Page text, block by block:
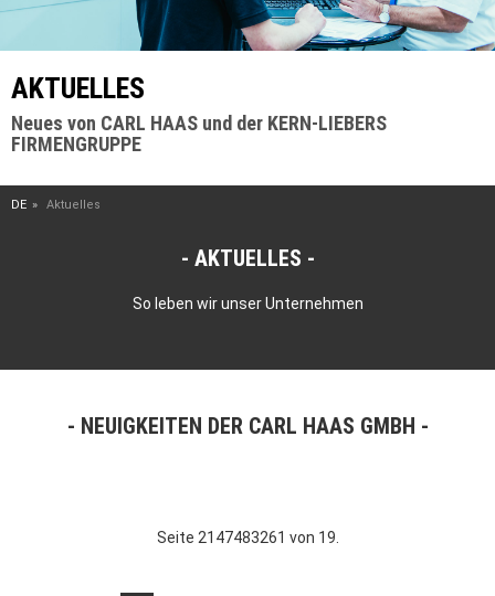
AKTUELLES
Neues von CARL HAAS und der KERN-LIEBERS
FIRMENGRUPPE
DE Aktuelles
AKTUELLES
So leben wir unser Unternehmen
NEUIGKEITEN DER CARL HAAS GMBH
Seite 2147483261 von 19.